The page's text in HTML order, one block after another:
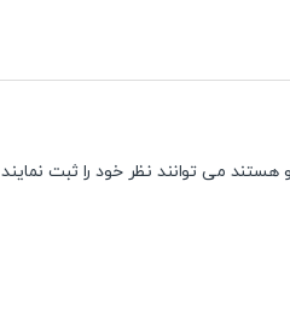
می توانند نظر خود را ثبت نمایند